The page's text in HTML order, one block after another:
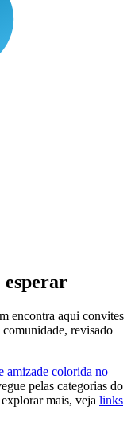
esperar
encontra aqui convites
revisado
amizade colorida no
pelas categorias do
mais, veja links